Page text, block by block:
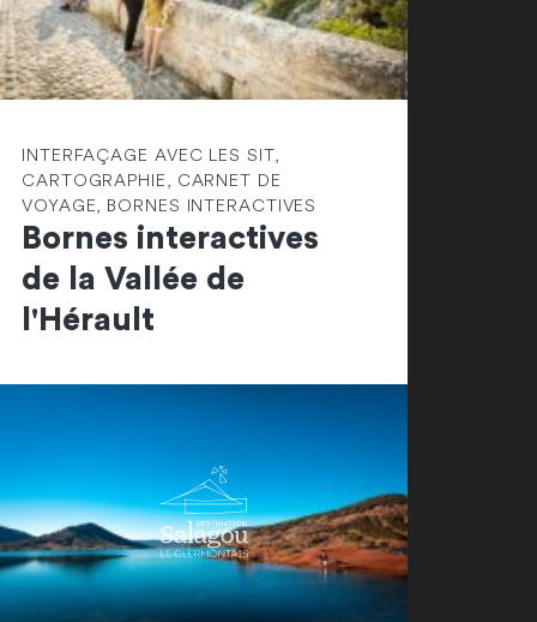
INTERFAÇAGE AVEC LES SIT,
CARTOGRAPHIE, CARNET DE
VOYAGE, BORNES INTERACTIVES
Bornes interactives
de la Vallée de
l'Hérault